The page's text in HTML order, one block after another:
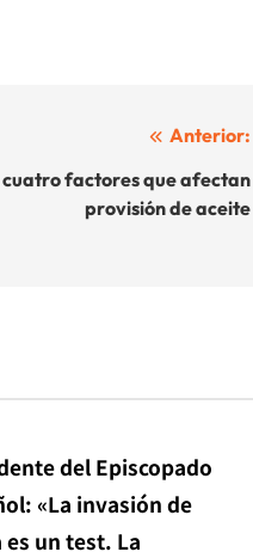
Anterior:
cuatro factores que afectan
provisión de aceite
del Episcopado
«La invasión de
es un test. La